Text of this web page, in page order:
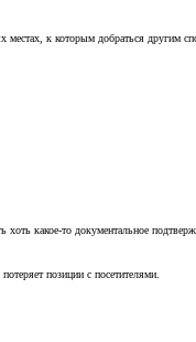
к которым добраться другим
какое-то документальное
позиции с посетителями.